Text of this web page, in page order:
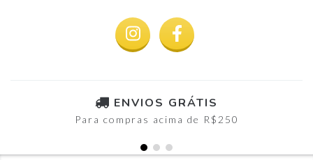
ENVIOS GRÁTIS
Para compras acima de R$250